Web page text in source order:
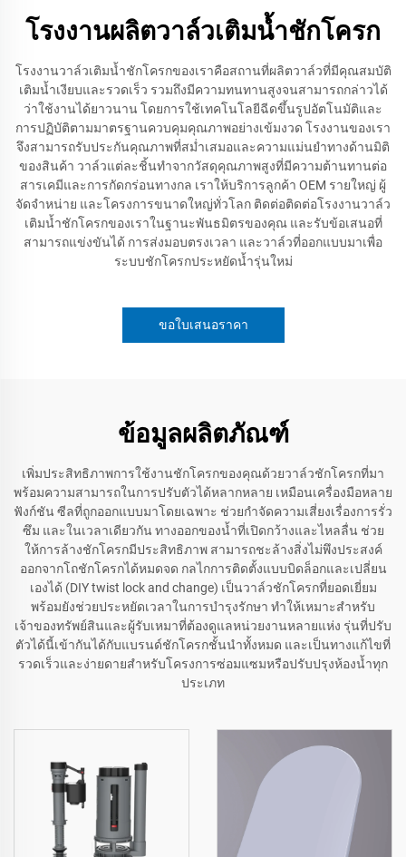
โรงงานผลิตวาล์วเติมน้ำชักโครก
โรงงานวาล์วเติมน้ำชักโครกของเราคือสถานที่ผลิตวาล์วที่มีคุณสมบัติ
เติมน้ำเงียบและรวดเร็ว รวมถึงมีความทนทานสูงจนสามารถกล่าวได้
ว่าใช้งานได้ยาวนาน โดยการใช้เทคโนโลยีฉีดขึ้นรูปอัตโนมัติและ
การปฏิบัติตามมาตรฐานควบคุมคุณภาพอย่างเข้มงวด โรงงานของเรา
จึงสามารถรับประกันคุณภาพที่สม่ำเสมอและความแม่นยำทางด้านมิติ
ของสินค้า วาล์วแต่ละชิ้นทำจากวัสดุคุณภาพสูงที่มีความต้านทานต่อ
สารเคมีและการกัดกร่อนทางกล เราให้บริการลูกค้า OEM รายใหญ่ ผู้
จัดจำหน่าย และโครงการขนาดใหญ่ทั่วโลก ติดต่อติดต่อโรงงานวาล์ว
เติมน้ำชักโครกของเราในฐานะพันธมิตรของคุณ และรับข้อเสนอที่
สามารถแข่งขันได้ การส่งมอบตรงเวลา และวาล์วที่ออกแบบมาเพื่อ
ระบบชักโครกประหยัดน้ำรุ่นใหม่
ขอใบเสนอราคา
ข้อมูลผลิตภัณฑ์
เพิ่มประสิทธิภาพการใช้งานชักโครกของคุณด้วยวาล์วชักโครกที่มา
พร้อมความสามารถในการปรับตัวได้หลากหลาย เหมือนเครื่องมือหลาย
ฟังก์ชัน ซีลที่ถูกออกแบบมาโดยเฉพาะ ช่วยกำจัดความเสี่ยงเรื่องการรั่ว
ซึม และในเวลาเดียวกัน ทางออกของน้ำที่เปิดกว้างและไหลลื่น ช่วย
ให้การล้างชักโครกมีประสิทธิภาพ สามารถชะล้างสิ่งไม่พึงประสงค์
ออกจากโถชักโครกได้หมดจด กลไกการติดตั้งแบบบิดล็อกและเปลี่ยน
เองได้ (DIY twist lock and change) เป็นวาล์วชักโครกที่ยอดเยี่ยม
พร้อมยังช่วยประหยัดเวลาในการบำรุงรักษา ทำให้เหมาะสำหรับ
เจ้าของทรัพย์สินและผู้รับเหมาที่ต้องดูแลหน่วยงานหลายแห่ง รุ่นที่ปรับ
ตัวได้นี้เข้ากันได้กับแบรนด์ชักโครกชั้นนำทั้งหมด และเป็นทางแก้ไขที่
รวดเร็วและง่ายดายสำหรับโครงการซ่อมแซมหรือปรับปรุงห้องน้ำทุก
ประเภท